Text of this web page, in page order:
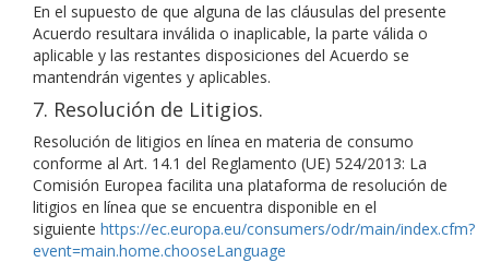
En el supuesto de que alguna de las cláusulas del presente
Acuerdo resultara inválida o inaplicable, la parte válida o
aplicable y las restantes disposiciones del Acuerdo se
mantendrán vigentes y aplicables.
7. Resolución de Litigios.
Resolución de litigios en línea en materia de consumo
conforme al Art. 14.1 del Reglamento (UE) 524/2013: La
Comisión Europea facilita una plataforma de resolución de
litigios en línea que se encuentra disponible en el
siguiente https://ec.europa.eu/consumers/odr/main/index.cfm?
event=main.home.chooseLanguage